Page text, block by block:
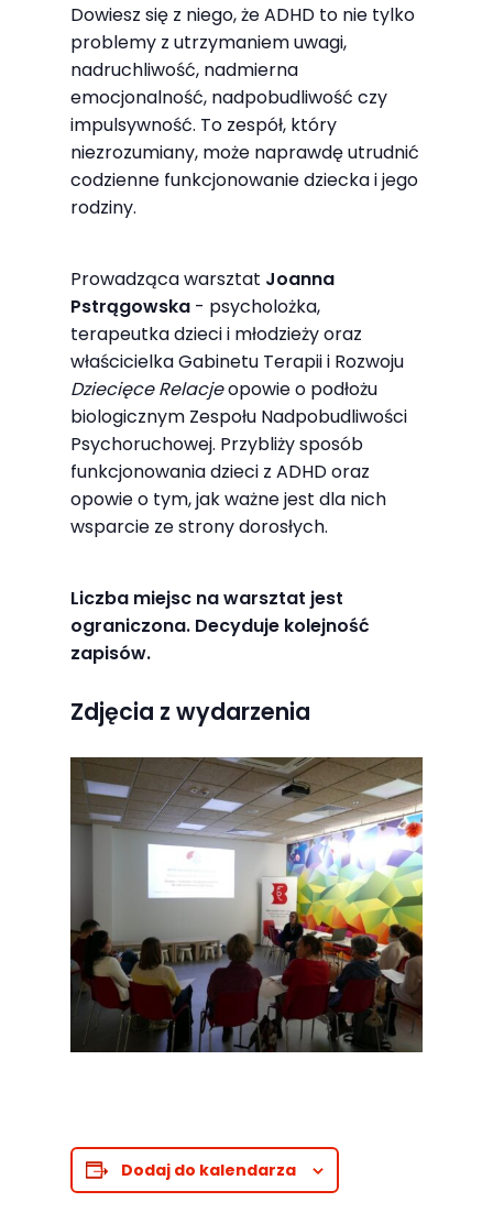
Dowiesz się z niego, że ADHD to nie tylko
problemy z utrzymaniem uwagi,
nadruchliwość, nadmierna
emocjonalność, nadpobudliwość czy
impulsywność. To zespół, który
niezrozumiany, może naprawdę utrudnić
codzienne funkcjonowanie dziecka i jego
rodziny.
Prowadząca warsztat Joanna
Pstrągowska - psycholożka,
terapeutka dzieci i młodzieży oraz
właścicielka Gabinetu Terapii i Rozwoju
Dziecięce Relacjeopowie o podłożu
biologicznym Zespołu Nadpobudliwości
Psychoruchowej. Przybliży sposób
funkcjonowania dzieci z ADHD oraz
opowie o tym, jak ważne jest dla nich
wsparcie ze strony dorosłych.
Liczba miejsc na warsztat jest
ograniczona. Decyduje kolejność
zapisów.
Zdjęcia z wydarzenia
Dodaj do kalendarza
Marketing
Udostępniając
swoje
zainteresowania i
zachowania
podczas
strony, zwiększasz
szansę na
zobaczenie
spersonalizowanych
treści i ofert.